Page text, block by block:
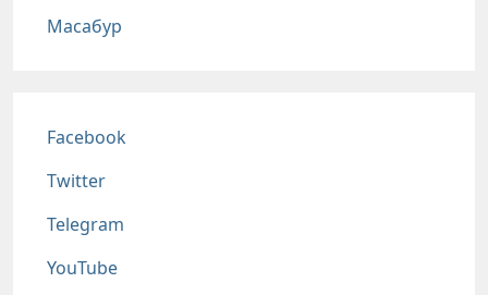
Масабур
Соц сети
Facebook
Twitter
Telegram
YouTube